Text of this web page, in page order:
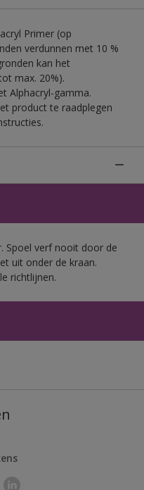
Primer (op
verdunnen met 10 %
kan het
max. 20%).
Alphacryl-gamma.
product te raadplegen
Spoel verf nooit door de
uit onder de kraan.
richtlijnen.